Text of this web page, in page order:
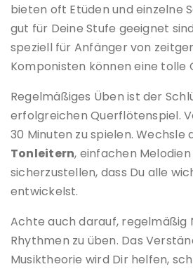
bieten oft Etüden und einzelne
gut für Deine Stufe geeignet
speziell für Anfänger von
Komponisten können eine tolle
Regelmäßiges Üben ist der
erfolgreichen Querflötenspiel.
30 Minuten zu spielen. Wechsle
Tonleitern, einfachen
sicherzustellen, dass Du alle
entwickelst.
Achte auch darauf, regelmäßig
Rhythmen zu üben. Das
Musiktheorie wird Dir helfen,